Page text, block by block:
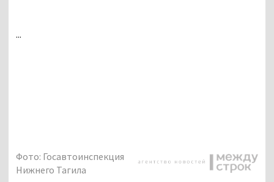
...
Фото: Госавтоинспекция
Нижнего Тагила